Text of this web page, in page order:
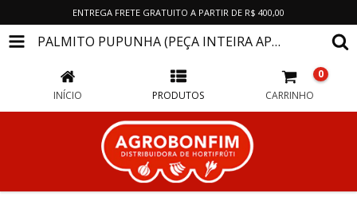
ENTREGA FRETE GRATUITO A PARTIR DE R$ 400,00
PALMITO PUPUNHA (PEÇA INTEIRA APROXIMADAMENTE 1 ,8 KG)
INÍCIO PRODUTOS CARRINHO
0